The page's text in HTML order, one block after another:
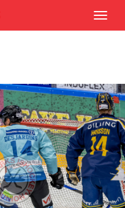
TOGGLE